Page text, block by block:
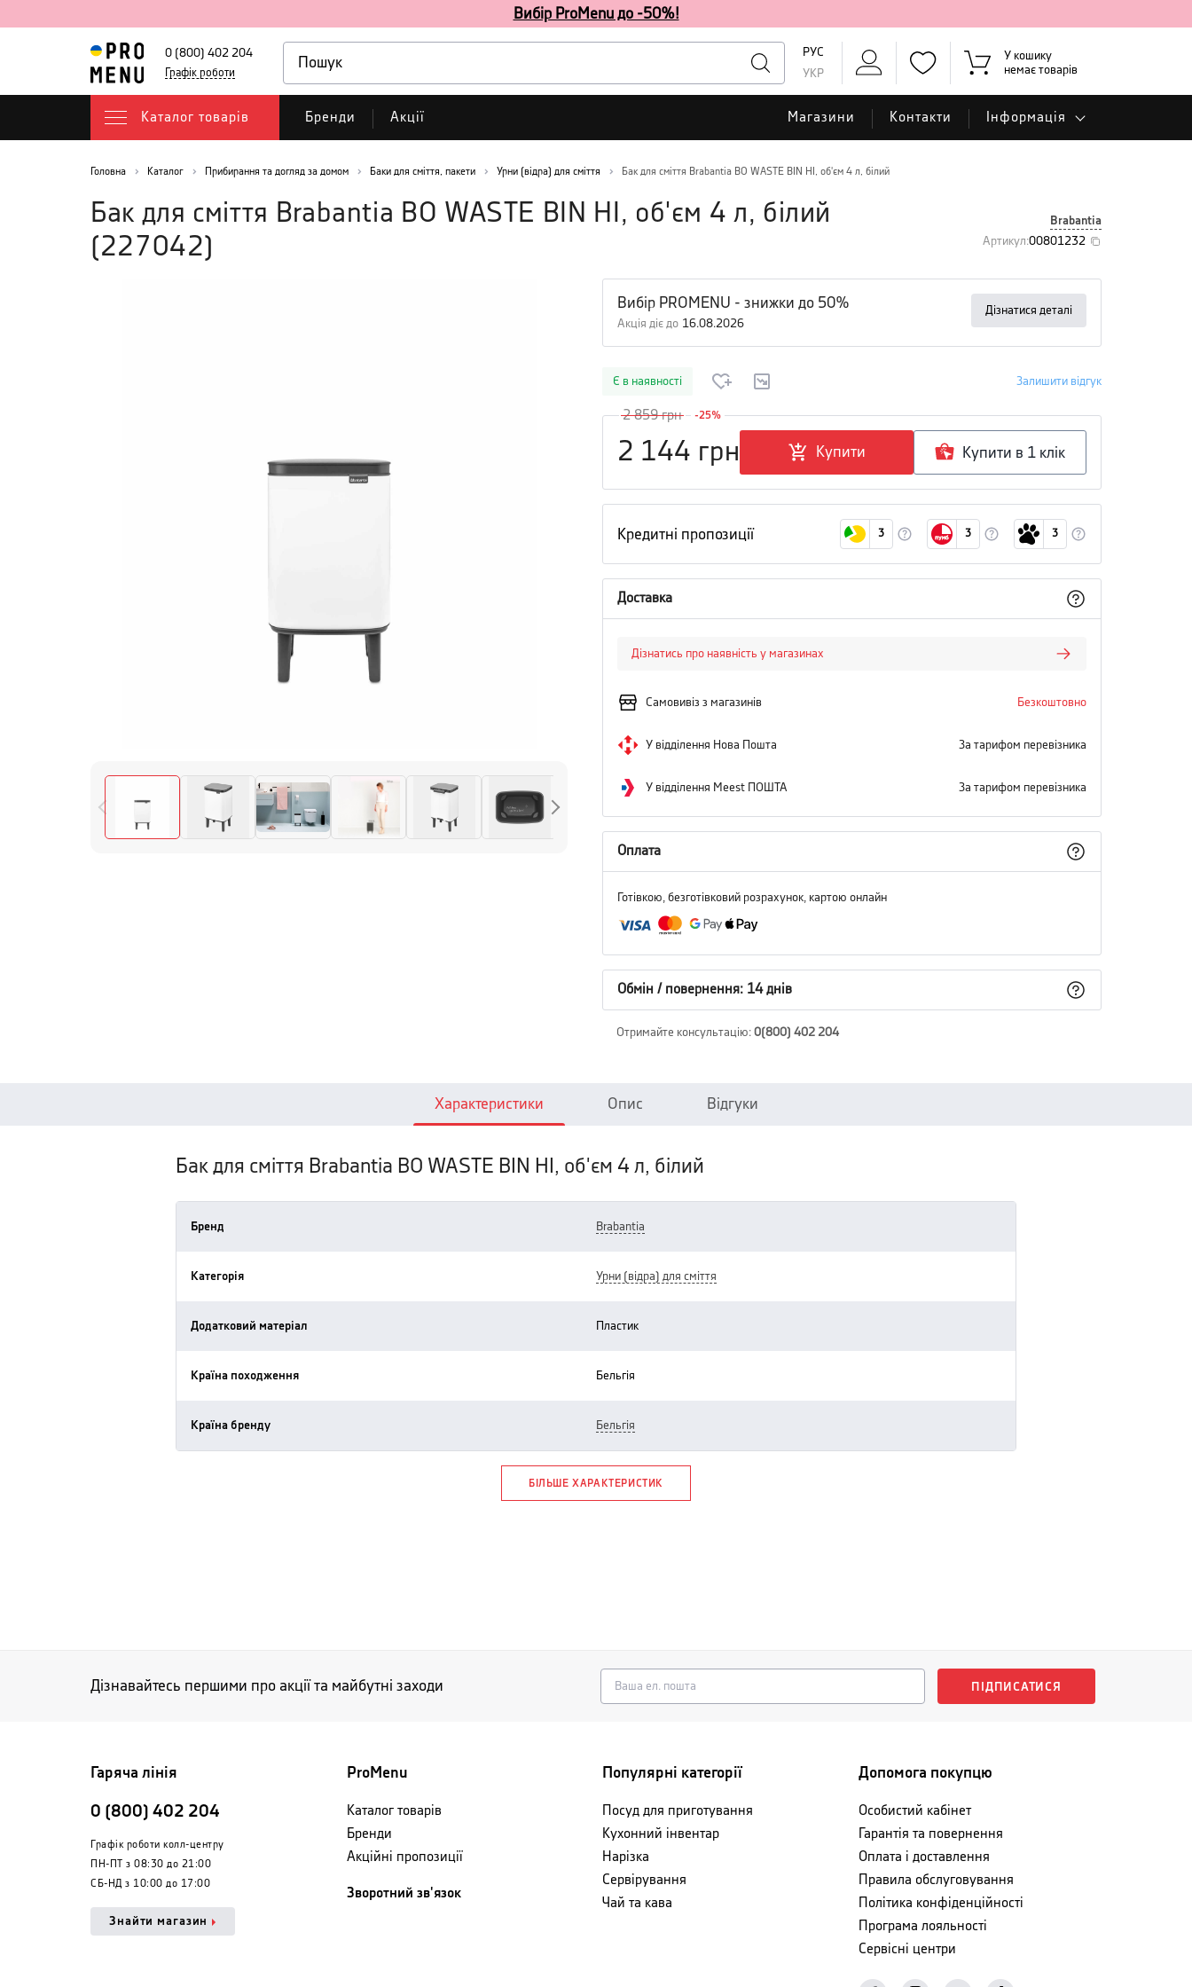
Вибір ProMenu до -50%!
0 (800) 402 204
Графік роботи
РУС
УКР
У кошику
немає товарів
Каталог товарів Бренди Акції Магазини Контакти Інформація
Головна Каталог Прибирання та догляд за домом Баки для сміття, пакети Урни (відра) для сміття Бак для сміття Brabantia BO WASTE BIN HI, об'єм 4 л, білий
Бак для сміття Brabantia BO WASTE BIN HI, об'єм 4 л, білий
( 227042)
Brabantia
Артикул:00801232
Вибір PROMENU - знижки до 50%
Акція діє до 16.08.2026
Дізнатися деталі
Є в наявності Залишити відгук
2 859грн -25%
2 144 грн Купити Купити в 1 клiк
Кредитні пропозиції 3 3 3
Доставка
Дізнатись про наявність у магазинах
Самовивіз з магазинів Безкоштовно
У відділення Нова Пошта За тарифом перевізника
У відділення Meest ПОШТА За тарифом перевізника
Оплата
Готівкою, безготівковий розрахунок, картою онлайн
Обмін / повернення: 14 днів
Отримайте консультацію: 0(800) 402 204
Характеристики Опис Відгуки
Бак для сміття Brabantia BO WASTE BIN HI, об'єм 4 л, білий
Бренд brabantia
Категорія урни (відра) для сміття
Додатковий матеріал пластик
Країна походження бельгія
Країна бренду бельгія
БІЛЬШЕ ХАРАКТЕРИСТИК
Дізнавайтесь першими про акції та майбутні заходи ПІДПИСАТИСЯ
Гаряча лінія
0 (800) 402 204
Графік роботи колл-центру
ПН-ПТ з 08:30 до 21:00
СБ-НД з 10:00 до 17:00
Знайти магазин
ProMenu
Каталог товарів
Бренди
Акційні пропозиції
Зворотний зв'язок
Популярні категорії
Посуд для приготування
Кухонний інвентар
Нарізка
Сервірування
Чай та кава
Допомога покупцю
Особистий кабінет
Гарантія та повернення
Оплата і доставлення
Правила обслуговування
Політика конфіденційності
Програма лояльності
Сервісні центри